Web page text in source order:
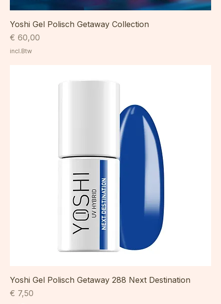
Yoshi Gel Polisch Getaway Collection
Prijs
€ 60,00
Yoshi Gel Polisch Getaway 288 Next Destination